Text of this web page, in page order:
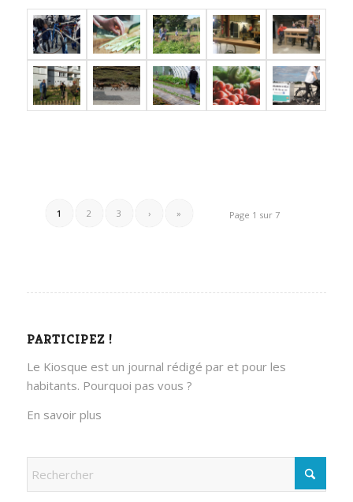
Page 1 sur 7
1 2 3 › »
PARTICIPEZ !
Le Kiosque est un journal rédigé par et pour les
habitants. Pourquoi pas vous ?
En savoir plus